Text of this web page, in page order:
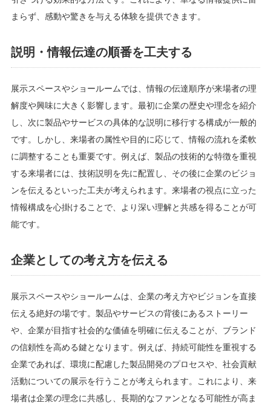
まらず、感動や驚きを与える体験を提供できます。
説明・情報伝達の順番を工夫する
展示スペースやショールームでは、情報の伝達順序が来場者の理
解度や興味に大きく影響します。最初に企業の歴史や理念を紹介
し、次に製品やサービスの具体的な説明に移行する構成が一般的
です。しかし、来場者の属性や目的に応じて、情報の流れを柔軟
に調整することも重要です。例えば、製品の技術的な特徴を重視
する来場者には、技術説明を先に配置し、その後に企業のビジョ
ンを伝えるといった工夫が考えられます。来場者の視点に立った
情報構成を心掛けることで、より深い理解と共感を得ることが可
能です。
企業としての考え方を伝える
展示スペースやショールームは、企業の考え方やビジョンを直接
伝える絶好の場です。製品やサービスの背後にあるストーリー
や、企業が目指す社会的な価値を明確に伝えることが、ブランド
の信頼性を高める鍵となります。例えば、持続可能性を重視する
企業であれば、環境に配慮した製品開発のプロセスや、社会貢献
活動についての展示を行うことが考えられます。これにより、来
場者は企業の理念に共感し、長期的なファンとなる可能性が高ま